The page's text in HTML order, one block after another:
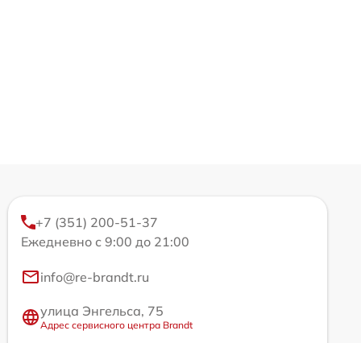
+7 (351) 200-51-37
Ежедневно с 9:00 до 21:00
info@re-brandt.ru
улица Энгельса, 75
Адрес сервисного центра Brandt